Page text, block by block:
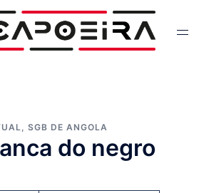
SGB DE ANGOLA
do negro